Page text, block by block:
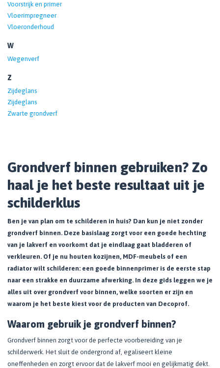
Voorstrijk en primer
Vloerimpregneer
Vloeronderhoud
W
Wegenverf
Z
Zijdeglans
Zijdeglans
Zwarte grondverf
Grondverf binnen gebruiken? Zo
haal je het beste resultaat uit je
schilderklus
Ben je van plan om te schilderen in huis? Dan kun je niet zonder
grondverf binnen. Deze basislaag zorgt voor een goede hechting
van je lakverf en voorkomt dat je eindlaag gaat bladderen of
verkleuren. Of je nu houten kozijnen, MDF-meubels of een
radiator wilt schilderen: een goede binnenprimer is de eerste stap
naar een strakke en duurzame afwerking. In deze gids leggen we je
alles uit over grondverf voor binnen, welke soorten er zijn en
waarom je het beste kiest voor de producten van Decoprof.
Waarom gebruik je grondverf binnen?
Grondverf binnen zorgt voor de perfecte voorbereiding van je
schilderwerk. Het sluit de ondergrond af, egaliseert kleine
oneffenheden en zorgt ervoor dat de lakverf mooi en gelijkmatig dekt.